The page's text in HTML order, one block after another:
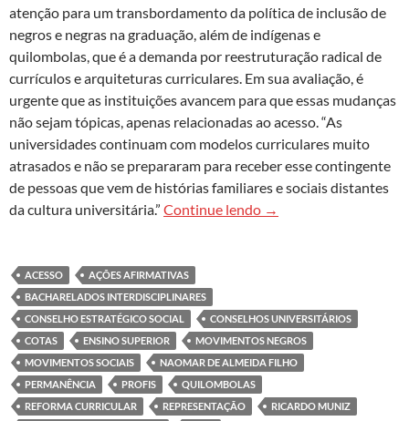
atenção para um transbordamento da política de inclusão de
negros e negras na graduação, além de indígenas e
quilombolas, que é a demanda por reestruturação radical de
currículos e arquiteturas curriculares. Em sua avaliação, é
urgente que as instituições avancem para que essas mudanças
não sejam tópicas, apenas relacionadas ao acesso. “As
universidades continuam com modelos curriculares muito
atrasados e não se prepararam para receber esse contingente
de pessoas que vem de histórias familiares e sociais distantes
da cultura universitária.” Continue lendo Naomar de Almeida:
→
ACESSO
AÇÕES AFIRMATIVAS
BACHARELADOS INTERDISCIPLINARES
CONSELHO ESTRATÉGICO SOCIAL
CONSELHOS UNIVERSITÁRIOS
COTAS
ENSINO SUPERIOR
MOVIMENTOS NEGROS
MOVIMENTOS SOCIAIS
NAOMAR DE ALMEIDA FILHO
PERMANÊNCIA
PROFIS
QUILOMBOLAS
REFORMA CURRICULAR
REPRESENTAÇÃO RICARDO MUNIZ